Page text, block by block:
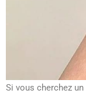
Si vous cherchez